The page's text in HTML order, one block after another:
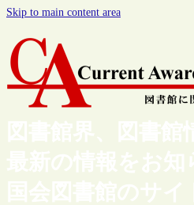
Skip to main content area
図書館界、図書館
最新の情報をお知
国会図書館のサイ